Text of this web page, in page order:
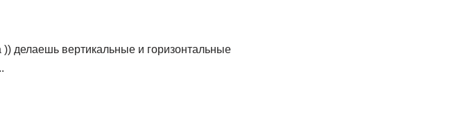
)) делаешь вертикальные и горизонтальные